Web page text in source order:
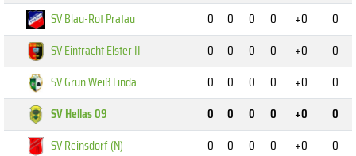
SV Blau-Rot Pratau
0 0 0 0 +0
0
SV Eintracht Elster II
0 0 0 0 +0
0
SV Grün Weiß Linda
0 0 0 0 +0
0
SV Hellas 09
0 0 0 0 +0
0
SV Reinsdorf (N)
0 0 0 0 +0
0